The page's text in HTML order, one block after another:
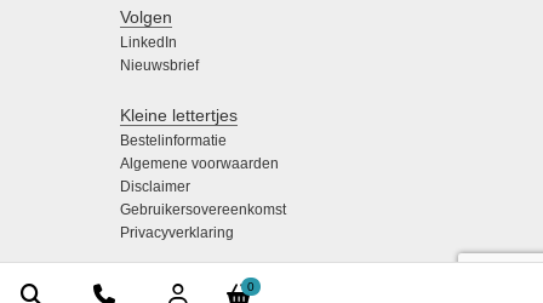
0
Volgen
LinkedIn
Nieuwsbrief
Kleine lettertjes
Bestelinformatie
Algemene voorwaarden
Disclaimer
Gebruikersovereenkomst
Privacyverklaring